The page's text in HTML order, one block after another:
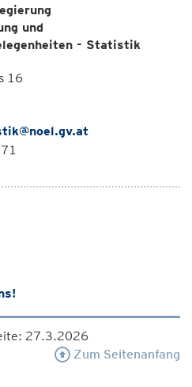
und
- Statistik
16
27.3.2026
Zum Seitenanfang